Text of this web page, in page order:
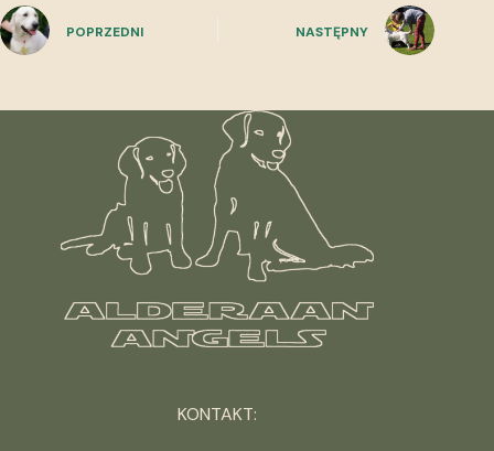
POPRZEDNI NASTĘPNY
KONTAKT: